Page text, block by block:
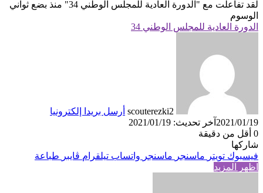
لقد تفاعلت مع "الدورة العادية للمجلس الوطني 34"
منذ بضع ثواني
الوسوم
الدورة العادية للمجلس الوطني 34
scouterezki2 أرسل بريدا إلكترونيا
2021/01/19 آخر تحديث: 2021/01/19
0 أقل من دقيقة
شاركها
فيسبوك تويتر ماسنجر ماسنجر واتساب تيلقرام ڤايبر طباعة
اظهر المزيد